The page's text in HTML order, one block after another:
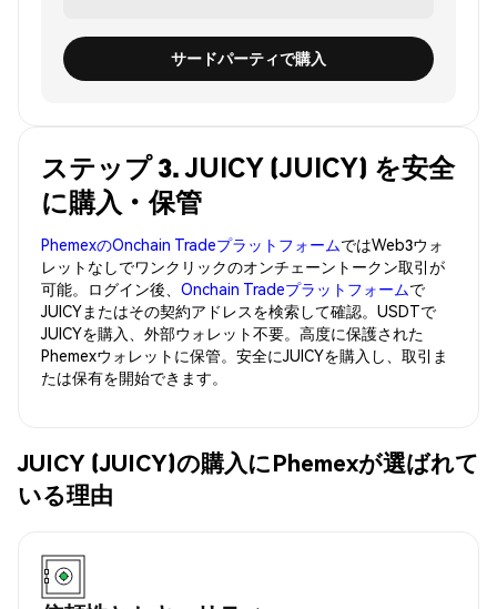
サードパーティで購入
ステップ 3. JUICY (JUICY) を安全
に購入・保管
PhemexのOnchain TradeプラットフォームではWeb3ウォ
レットなしでワンクリックのオンチェーントークン取引が
可能。ログイン後、 Onchain Tradeプラットフォームで
JUICYまたはその契約アドレスを検索して確認。USDTで
JUICYを購入、外部ウォレット不要。高度に保護された
Phemexウォレットに保管。安全にJUICYを購入し、取引ま
たは保有を開始できます。
JUICY (JUICY)の購入にPhemexが選ばれて
いる理由